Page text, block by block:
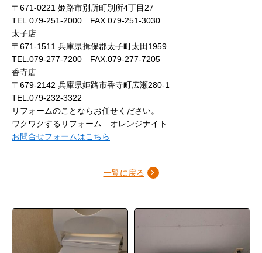
〒671-0221 姫路市別所町別所4丁目27
TEL.079-251-2000 FAX.079-251-3030
太子店
〒671-1511 兵庫県揖保郡太子町太田1959
TEL.079-277-7200 FAX.079-277-7205
香寺店
〒679-2142 兵庫県姫路市香寺町広瀬280-1
TEL.079-232-3322
リフォームのことならお任せください。
ワクワクするリフォーム オレンジナイト
お問合せフォームはこちら
一覧に戻る